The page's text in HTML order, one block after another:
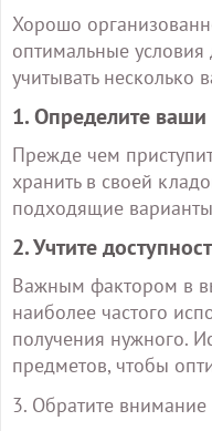
Хорошо
оптимальные
учитывать несколько
1. Определите ваши
Прежде чем
хранить в своей
подходящие
2. Учтите
Важным фактором в
наиболее частого
получения нужного.
предметов, чтобы
3. Обратите внимание